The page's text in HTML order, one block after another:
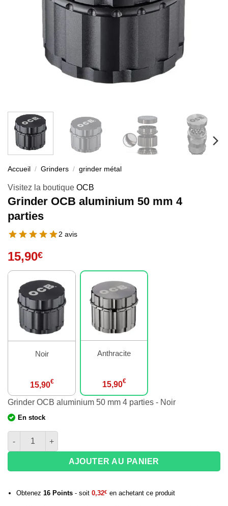
Accueil / Grinders / grinder métal
Visitez la boutique OCB
Grinder OCB aluminium 50 mm 4
parties
2 avis
15,90€
Noir
15,90€
Anthracite
15,90€
Grinder OCB aluminium 50 mm 4 parties - Noir
En stock
quantité de Grinder OCB aluminium 50 mm 4 parties
AJOUTER AU PANIER
Obtenez 16Points- soit 0,32€ en achetant ce produit